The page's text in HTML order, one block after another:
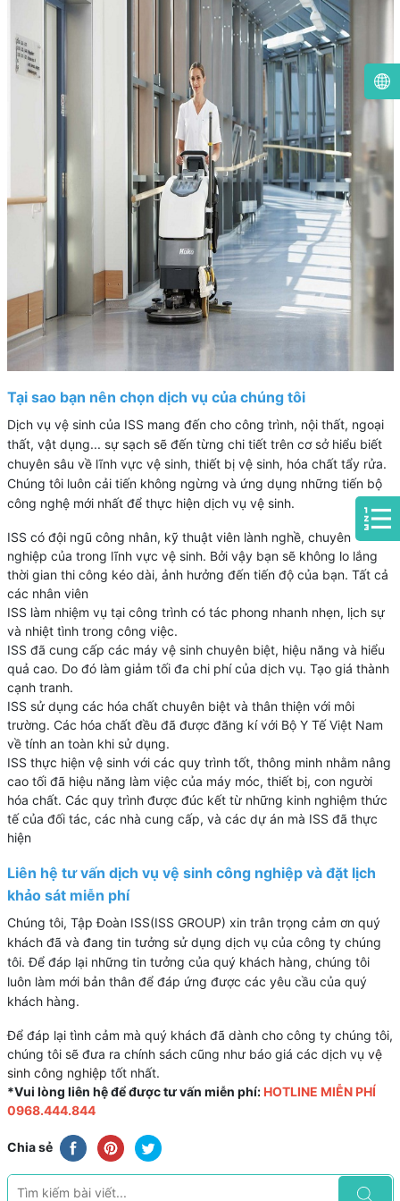
Tại sao bạn nên chọn dịch vụ của chúng tôi
Dịch vụ vệ sinh của ISS mang đến cho công trình, nội thất, ngoại
thất, vật dụng... sự sạch sẽ đến từng chi tiết trên cơ sở hiểu biết
chuyên sâu về lĩnh vực vệ sinh, thiết bị vệ sinh, hóa chất tẩy rửa.
Chúng tôi luôn cải tiến không ngừng và ứng dụng những tiến bộ
công nghệ mới nhất để thực hiện dịch vụ vệ sinh.
ISS có đội ngũ công nhân, kỹ thuật viên lành nghề, chuyên
nghiệp của trong lĩnh vực vệ sinh. Bởi vậy bạn sẽ không lo lắng
thời gian thi công kéo dài, ảnh hưởng đến tiến độ của bạn. Tất cả
các nhân viên
ISS làm nhiệm vụ tại công trình có tác phong nhanh nhẹn, lịch sự
và nhiệt tình trong công việc.
ISS đã cung cấp các máy vệ sinh chuyên biệt, hiệu năng và hiểu
quả cao. Do đó làm giảm tối đa chi phí của dịch vụ. Tạo giá thành
cạnh tranh.
ISS sử dụng các hóa chất chuyên biệt và thân thiện với môi
trường. Các hóa chất đều đã được đăng kí với Bộ Y Tế Việt Nam
về tính an toàn khi sử dụng.
ISS thực hiện vệ sinh với các quy trình tốt, thông minh nhằm nâng
cao tối đã hiệu năng làm việc của máy móc, thiết bị, con người
hóa chất. Các quy trình được đúc kết từ những kinh nghiệm thức
tế của đối tác, các nhà cung cấp, và các dự án mà ISS đã thực
hiện
Liên hệ tư vấn dịch vụ vệ sinh công nghiệp và đặt lịch
khảo sát miễn phí
Chúng tôi, Tập Đoàn ISS(ISS GROUP) xin trân trọng cảm ơn quý
khách đã và đang tin tưởng sử dụng dịch vụ của công ty chúng
tôi. Để đáp lại những tin tưởng của quý khách hàng, chúng tôi
luôn làm mới bản thân để đáp ứng được các yêu cầu của quý
khách hàng.
Để đáp lại tình cảm mà quý khách đã dành cho công ty chúng tôi,
chúng tôi sẽ đưa ra chính sách cũng như báo giá các dịch vụ vệ
sinh công nghiệp tốt nhất.
*Vui lòng liên hệ để được tư vấn miễn phí:HOTLINE MIỄN PHÍ
0968.444.844
Chia sẻ